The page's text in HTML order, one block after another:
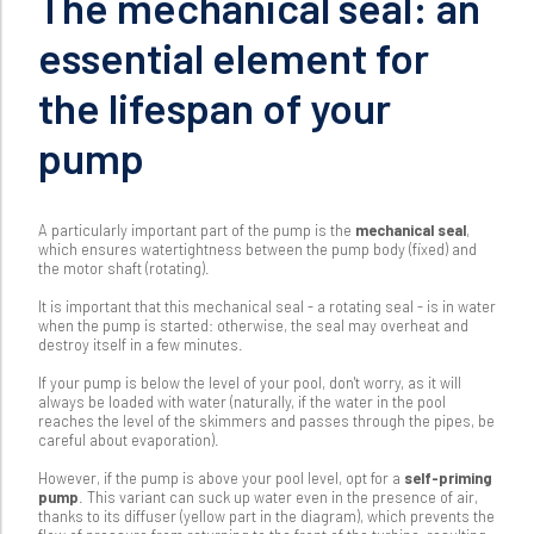
essential element for
the lifespan of your
pump
A particularly important part of the pump is the mechanical seal,
which ensures watertightness between the pump body (fixed) and
the motor shaft (rotating).
It is important that this mechanical seal - a rotating seal - is in water
when the pump is started: otherwise, the seal may overheat and
destroy itself in a few minutes.
If your pump is below the level of your pool, don't worry, as it will
always be loaded with water (naturally, if the water in the pool
reaches the level of the skimmers and passes through the pipes, be
careful about evaporation).
However, if the pump is above your pool level, opt for a self-priming
pump . This variant can suck up water even in the presence of air,
thanks to its diffuser (yellow part in the diagram), which prevents the